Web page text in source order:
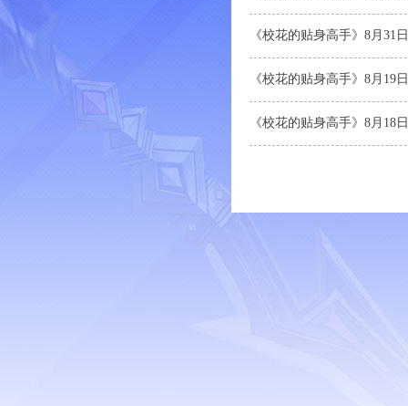
《校花的贴身高手》8月31
《校花的贴身高手》8月19
《校花的贴身高手》8月18